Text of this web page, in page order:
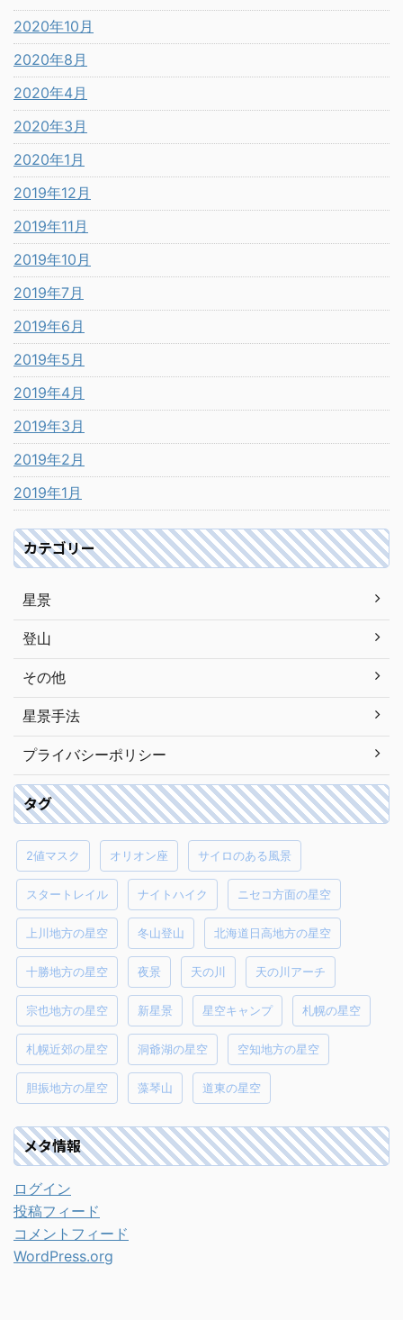
2020年10月
2020年8月
2020年4月
2020年3月
2020年1月
2019年12月
2019年11月
2019年10月
2019年7月
2019年6月
2019年5月
2019年4月
2019年3月
2019年2月
2019年1月
カテゴリー
星景
登山
その他
星景手法
プライバシーポリシー
タグ
2値マスク オリオン座 サイロのある風景
スタートレイル ナイトハイク ニセコ方面の星空
上川地方の星空 冬山登山 北海道日高地方の星空
十勝地方の星空 夜景 天の川 天の川アーチ
宗也地方の星空 新星景 星空キャンプ 札幌の星空
札幌近郊の星空 洞爺湖の星空 空知地方の星空
胆振地方の星空 藻琴山 道東の星空
メタ情報
ログイン
投稿フィード
コメントフィード
WordPress.org